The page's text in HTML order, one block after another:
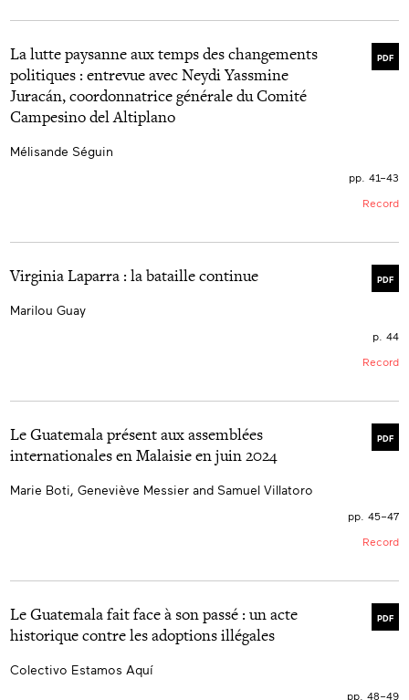
PDF
La lutte paysanne aux temps des changements
politiques : entrevue avec Neydi Yassmine
Juracán, coordonnatrice générale du Comité
Campesino del Altiplano
Mélisande Séguin
pp. 41–43
Record
PDF
Virginia Laparra : la bataille continue
Marilou Guay
p. 44
Record
PDF
Le Guatemala présent aux assemblées
internationales en Malaisie en juin 2024
Marie Boti, Geneviève Messier and Samuel Villatoro
pp. 45–47
Record
PDF
Le Guatemala fait face à son passé : un acte
historique contre les adoptions illégales
Colectivo Estamos Aquí
pp. 48–49